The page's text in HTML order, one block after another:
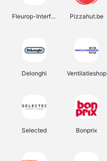
Fleurop-Interflora Pizzahut.be
Delonghi Ventilatieshop
Selected Bonprix